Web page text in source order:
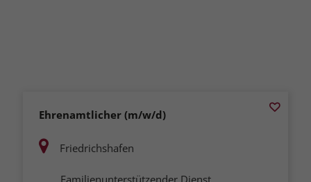
Ehrenamtlicher (m/w/d)
Friedrichshafen
Familienunterstützender Dienst